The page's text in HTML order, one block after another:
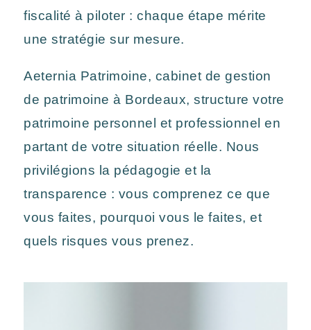
fiscalité à piloter : chaque étape mérite
une stratégie sur mesure.
Aeternia Patrimoine, cabinet de gestion
de patrimoine à Bordeaux, structure votre
patrimoine personnel et professionnel en
partant de votre situation réelle. Nous
privilégions la pédagogie et la
transparence : vous comprenez ce que
vous faites, pourquoi vous le faites, et
quels risques vous prenez.